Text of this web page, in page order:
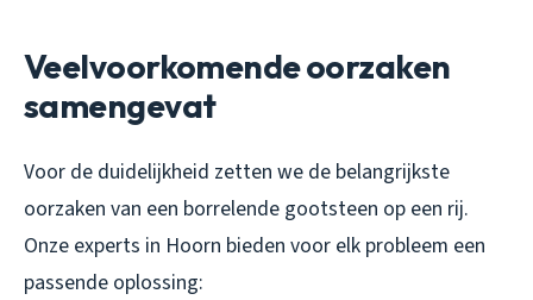
Veelvoorkomende oorzaken
samengevat
Voor de duidelijkheid zetten we de belangrijkste
oorzaken van een borrelende gootsteen op een rij.
Onze experts in Hoorn bieden voor elk probleem een
passende oplossing: